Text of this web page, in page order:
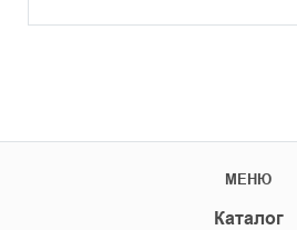
МЕНЮ
Каталог